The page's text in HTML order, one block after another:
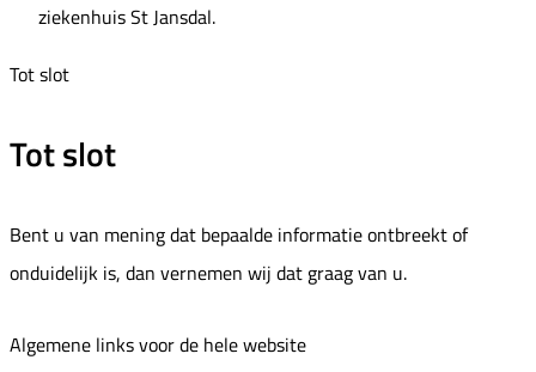
ziekenhuis St Jansdal.
Tot slot
Tot slot
Bent u van mening dat bepaalde informatie ontbreekt of
onduidelijk is, dan vernemen wij dat graag van u.
Algemene links voor de hele website